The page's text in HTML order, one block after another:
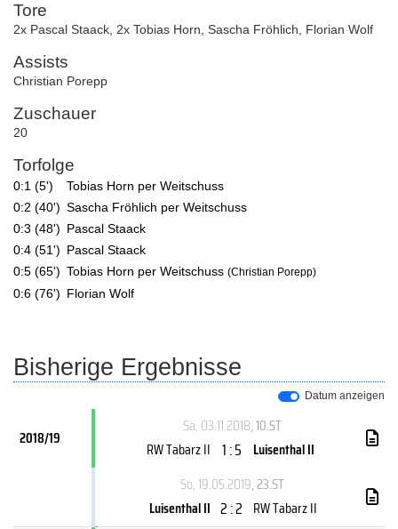
Tore
2x Pascal Staack 2x Tobias Horn Sascha Fröhlich Florian Wolf
Assists
Christian Porepp
Zuschauer
20
Torfolge
0:1 (5')
Tobias Horn per Weitschuss
0:2 (40') Sascha Fröhlich per Weitschuss
0:3 (48') Pascal Staack
0:4 (51') Pascal Staack
0:5 (65') Tobias Horn per Weitschuss (Christian Porepp)
0:6 (76') Florian Wolf
Bisherige Ergebnisse
Datum anzeigen
2018/19
Sa, 03.11.2018, 10.ST
RW Tabarz II 1 : 5 Luisenthal II
So, 19.05.2019, 23.ST
Luisenthal II 2 : 2 RW Tabarz II